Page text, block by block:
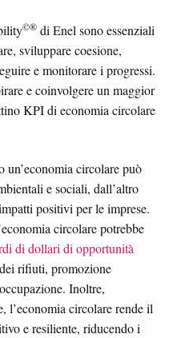
©®di Enel sono essenziali
sviluppare coesione,
e monitorare i progressi.
e coinvolgere un maggior
KPI di economia circolare
un’economia circolare può
e sociali, dall’altro
positivi per le imprese.
circolare potrebbe
di dollari di opportunità
rifiuti, promozione
Inoltre,
l’economia circolare rende il
e resiliente, riducendo i